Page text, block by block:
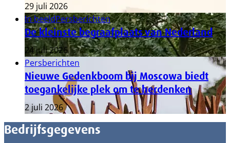
29 juli 2026
In beeldPersberichten
De kleinste begraafplaats van Nederland
24 juli 2026
Persberichten
Nieuwe Gedenkboom bij Moscowa biedt
toegankelijke plek om te herdenken
2 juli 2026
Bedrijfsgegevens